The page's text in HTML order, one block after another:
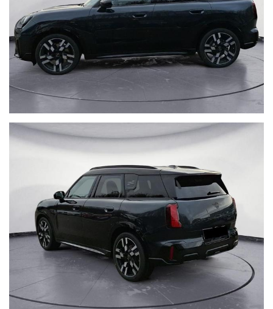
Head-Up Display
Sistema audio surround Harman Kardon
Mini Experience (Modalità esperienza MINI)
Adaptive Cruise Control con lim. di velocità
Sensori di parcheggio anteriori e posteriori
Tetto panorama apribile
Vetri oscurati privacy
Fari LED
Luci diurne LED
Fari fendinebbia
Sensore di luce/pioggia
Gancio traino orientabile
Cerchi in lega 20"
Da aggiungere solo l'immatricolazione finale, al prezzo indicato.
VALUTIAMO PERMUTE